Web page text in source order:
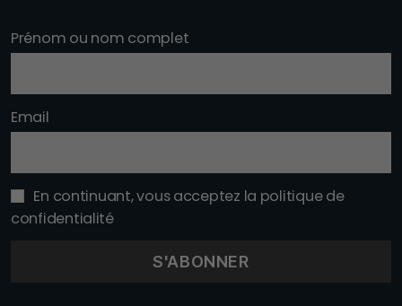
Prénom ou nom complet
Email
En continuant, vous acceptez la politique de
confidentialité